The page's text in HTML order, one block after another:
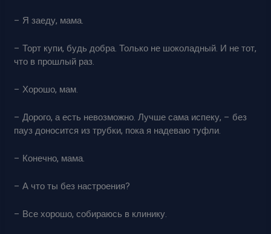
– Я заеду, мама.
– Торт купи, будь добра. Только не шоколадный. И не тот,
что в прошлый раз.
– Хорошо, мам.
– Дорого, а есть невозможно. Лучше сама испеку, – без
пауз доносится из трубки, пока я надеваю туфли.
– Конечно, мама.
– А что ты без настроения?
– Все хорошо, собираюсь в клинику.